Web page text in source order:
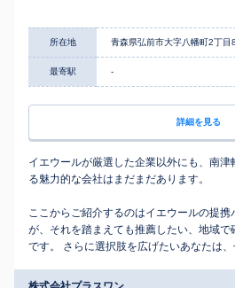
所在地 青森県弘前市大字八幡町2丁
最寄駅 -
詳細を見る
イエウールが厳選した企業以外にも、南
る魅力的な会社はまだまだあります。
ここからご紹介するのはイエウールの提
が、それを踏まえても推薦したい、地域で
です。 さらに選択肢を広げたいあなたは、